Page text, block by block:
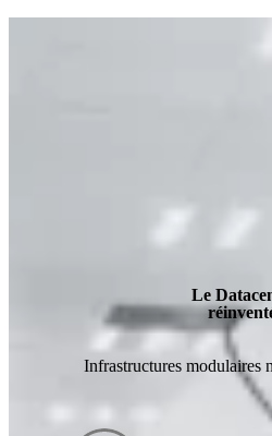
Le
Infrastructures modulaires